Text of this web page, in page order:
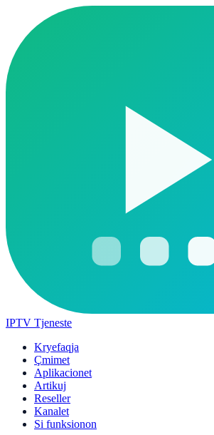
IPTV Tjeneste
Kryefaqja
Çmimet
Aplikacionet
Artikuj
Reseller
Kanalet
Si funksionon